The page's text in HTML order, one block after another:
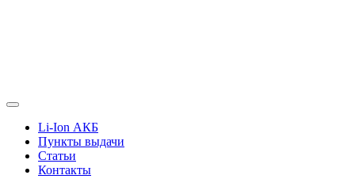
Li-Ion АКБ
Пункты выдачи
Статьи
Контакты